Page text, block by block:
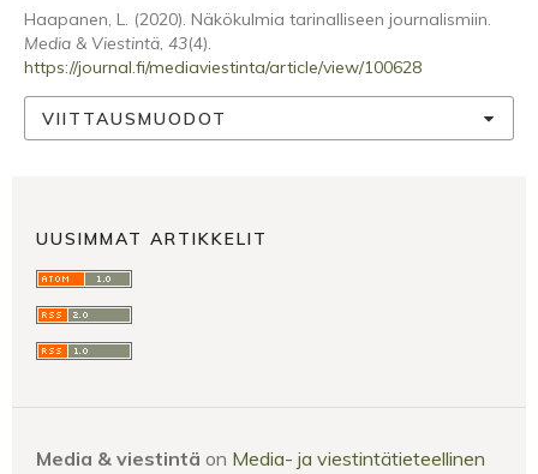
Haapanen, L. (2020). Näkökulmia tarinalliseen journalismiin.
Media & Viestintä, 43(4).
https://journal.fi/mediaviestinta/article/view/100628
VIITTAUSMUODOT
UUSIMMAT ARTIKKELIT
Media & viestintä on Media- ja viestintätieteellinen